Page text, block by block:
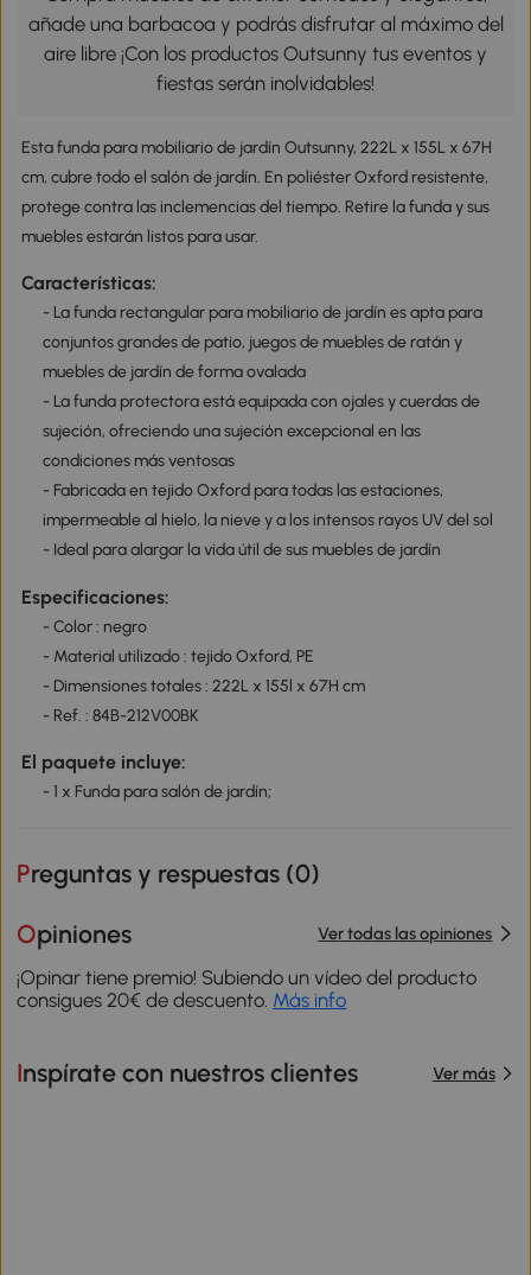
añade una barbacoa y podrás disfrutar al máximo del
aire libre ¡Con los productos Outsunny tus eventos y
fiestas serán inolvidables!
Esta funda para mobiliario de jardín Outsunny, 222L x 155L x 67H
cm, cubre todo el salón de jardín. En poliéster Oxford resistente,
protege contra las inclemencias del tiempo. Retire la funda y sus
muebles estarán listos para usar.
Características:
- La funda rectangular para mobiliario de jardín es apta para
conjuntos grandes de patio, juegos de muebles de ratán y
muebles de jardín de forma ovalada
- La funda protectora está equipada con ojales y cuerdas de
sujeción, ofreciendo una sujeción excepcional en las
condiciones más ventosas
- Fabricada en tejido Oxford para todas las estaciones,
impermeable al hielo, la nieve y a los intensos rayos UV del sol
- Ideal para alargar la vida útil de sus muebles de jardín
Especificaciones:
- Color : negro
- Material utilizado : tejido Oxford, PE
- Dimensiones totales : 222L x 155l x 67H cm
- Ref. : 84B-212V00BK
El paquete incluye:
- 1 x Funda para salón de jardín;
Preguntas y respuestas (0)
Opiniones Ver todas las opiniones
¡Opinar tiene premio! Subiendo un vídeo del producto
consigues 20€ de descuento. Más info
Inspírate con nuestros clientes Ver más